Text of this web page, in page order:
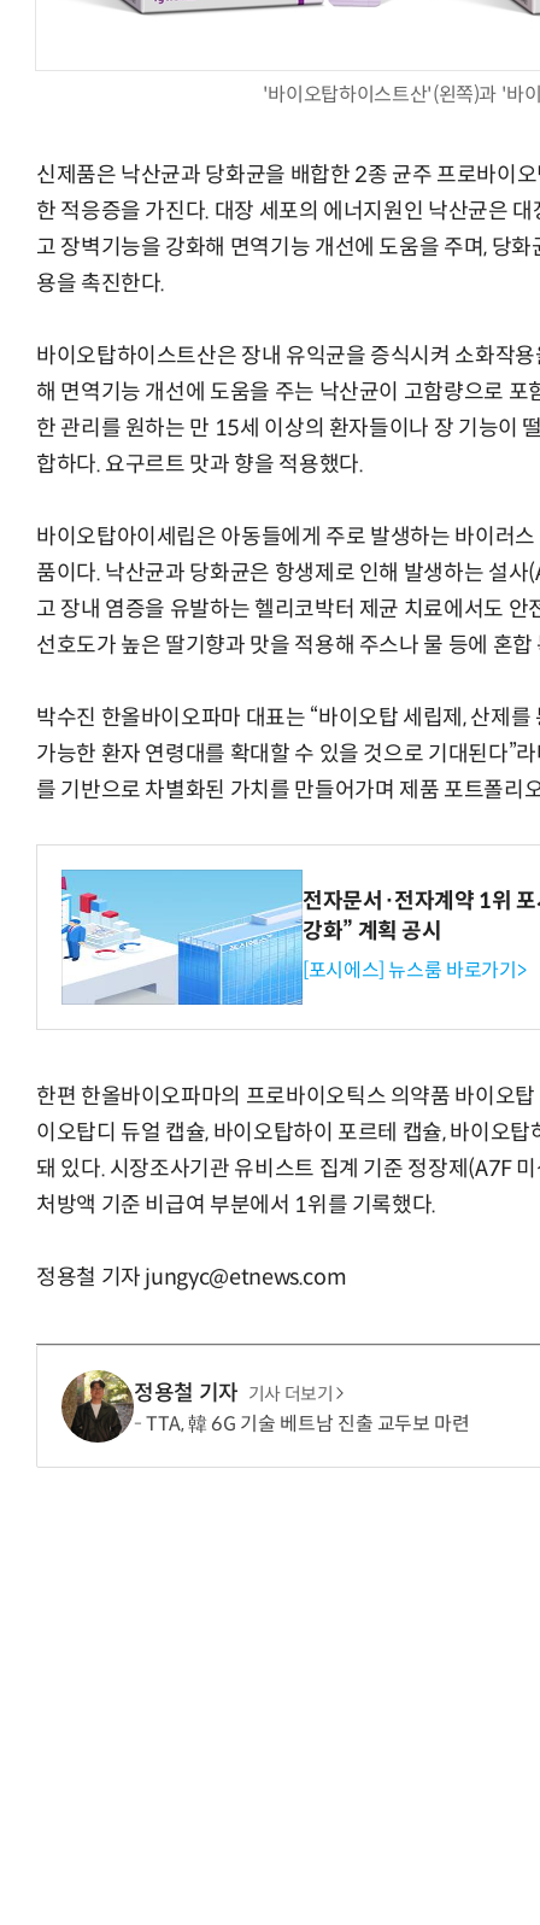
'바이오탑하이스트산'(왼쪽)과 '바
신제품은 낙산균과 당화균을 배합한 2종 균주 프로바이
한 적응증을 가진다. 대장 세포의 에너지원인 낙산균은
고 장벽기능을 강화해 면역기능 개선에 도움을 주며, 당
용을 촉진한다.
바이오탑하이스트산은 장내 유익균을 증식시켜 소화작
해 면역기능 개선에 도움을 주는 낙산균이 고함량으로
한 관리를 원하는 만 15세 이상의 환자들이나 장 기능이
합하다. 요구르트 맛과 향을 적용했다.
바이오탑아이세립은 아동들에게 주로 발생하는 바이러
품이다. 낙산균과 당화균은 항생제로 인해 발생하는 설사
고 장내 염증을 유발하는 헬리코박터 제균 치료에서도
선호도가 높은 딸기향과 맛을 적용해 주스나 물 등에 혼
박수진 한올바이오파마 대표는 “바이오탑 세립제, 산제
가능한 환자 연령대를 확대할 수 있을 것으로 기대된다”
를 기반으로 차별화된 가치를 만들어가며 제품 포트폴리
전자문서·전자계약 1위
강화” 계획 공시
[포시에스] 뉴스룸 바로가기>
한편 한올바이오파마의 프로바이오틱스 의약품 바이오
이오탑디 듀얼 캡슐, 바이오탑하이 포르테 캡슐, 바이오
돼 있다. 시장조사기관 유비스트 집계 기준 정장제(A7F
처방액 기준 비급여 부분에서 1위를 기록했다.
정용철 기자 jungyc@etnews.com
정용철 기자 기사 더보기
TTA, 韓 6G 기술 베트남 진출 교두보 마련